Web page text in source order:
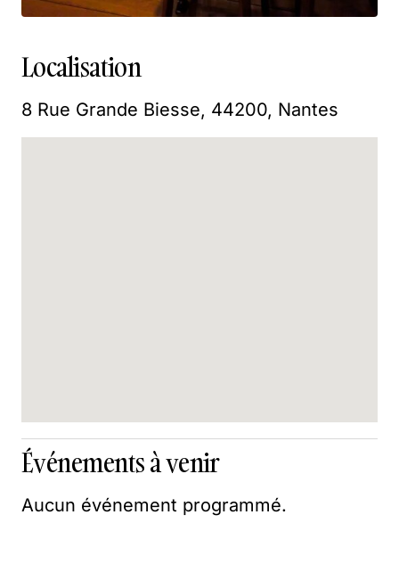
Localisation
8 Rue Grande Biesse, 44200, Nantes
Événements à venir
Aucun événement programmé.